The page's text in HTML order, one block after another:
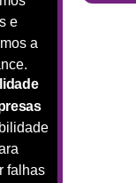
e
a
falhas